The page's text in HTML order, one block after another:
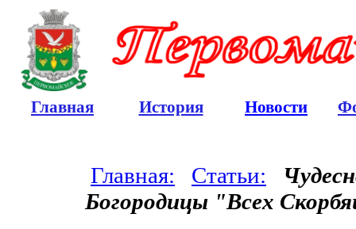
Главная История Новости
Главная: Статьи:
Богородицы "Всех